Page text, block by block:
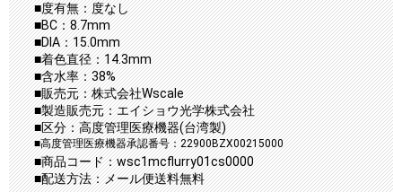
■度有無：度なし
■BC：8.7mm
■DIA：15.0mm
■着色直径：14.3mm
■含水率：38%
■販売元：株式会社Wscale
■製造販売元：エイショウ光学株式会社
■区分：高度管理医療機器(台湾製)
■高度管理医療機器承認番号：22900BZX00215000
■商品コード：wsc1mcflurry01cs0000
■配送方法：メール便送料無料